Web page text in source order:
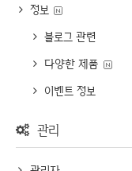
정보
블로그 관련
다양한 제품
이벤트 정보
관리